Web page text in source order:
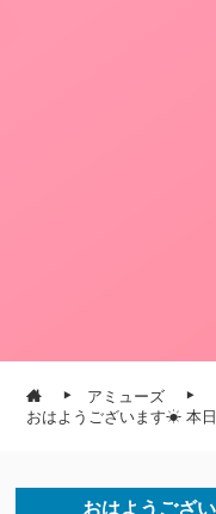
アミューズ
おはようございます☀ 本
おはようござ